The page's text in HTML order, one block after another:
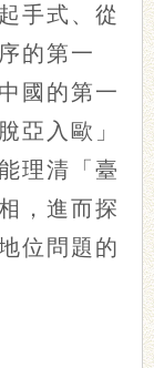
手式、從
的第一
國的第一
亞入歐」
理清「臺
，進而探
位問題的